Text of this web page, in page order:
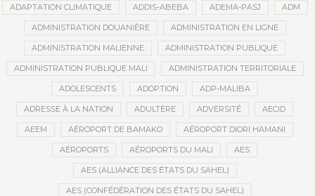
ADAPTATION CLIMATIQUE ADDIS-ABEBA ADEMA-PASJ ADM
ADMINISTRATION DOUANIÈRE ADMINISTRATION EN LIGNE
ADMINISTRATION MALIENNE ADMINISTRATION PUBLIQUE
ADMINISTRATION PUBLIQUE MALI ADMINISTRATION TERRITORIALE
ADOLESCENTS ADOPTION ADP-MALIBA
ADRESSE À LA NATION ADULTÈRE ADVERSITÉ AECID
AEEM AÉROPORT DE BAMAKO AÉROPORT DIORI HAMANI
AÉROPORTS AÉROPORTS DU MALI AES
AES (ALLIANCE DES ÉTATS DU SAHEL)
AES (CONFÉDÉRATION DES ÉTATS DU SAHEL)